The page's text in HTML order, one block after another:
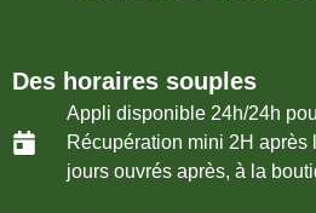
Des horaires souples
Appli disponible 24h/24h
Récupération mini 2H après
jours ouvrés après, à la